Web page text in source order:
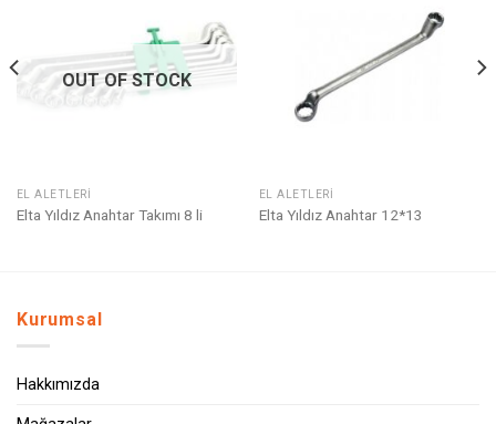
Listeme
Ekle
OUT OF STOCK
EL ALETLERI
Elta Yıldız Anahtar Takımı 8 li
Listeme
EL ALETLERI
Elta Yıldız Anahtar 12*13
Kurumsal
Hakkımızda